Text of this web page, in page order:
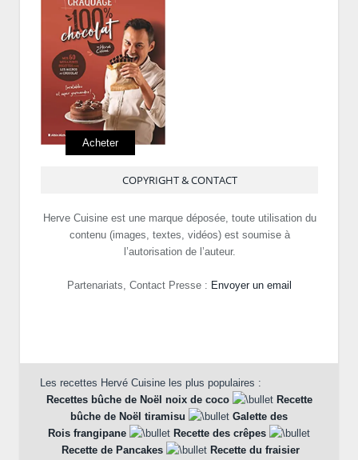
Acheter
COPYRIGHT & CONTACT
Herve Cuisine est une marque déposée, toute utilisation du
contenu (images, textes, vidéos) est soumise à
l’autorisation de l’auteur.
Partenariats, Contact Presse : Envoyer un email
Les recettes Hervé Cuisine les plus populaires :
Recettes bûche de Noël noix de coco
Recette
bûche de Noël tiramisu
Galette des
Rois frangipane
Recette des crêpes
Recette de Pancakes
Recette du fraisier